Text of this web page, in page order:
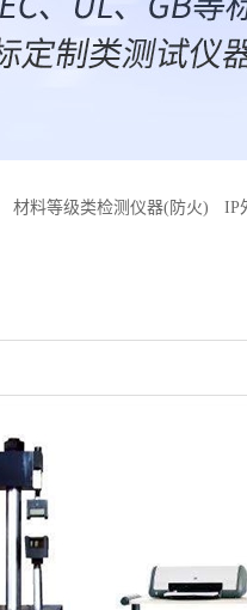
材料等级类检测仪器(防火) IP